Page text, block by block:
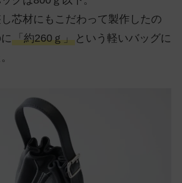
芯材にもこだわって製作したの
「約260ｇ」という軽いバッグに